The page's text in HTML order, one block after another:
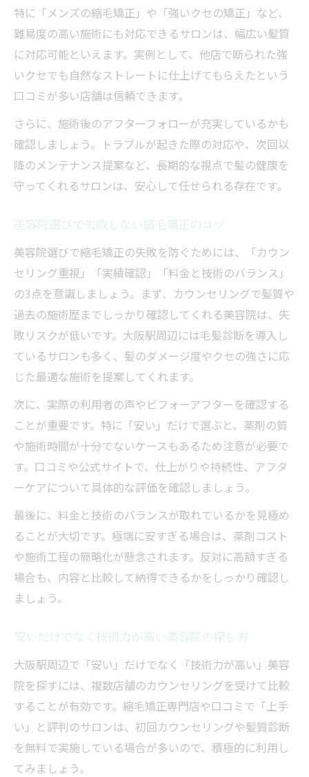
特に「メンズの縮毛矯正」や「強いクセの矯正」など、
難易度の高い施術にも対応できるサロンは、幅広い髪質
に対応可能といえます。実例として、他店で断られた強
いクセでも自然なストレートに仕上げてもらえたという
口コミが多い店舗は信頼できます。
さらに、施術後のアフターフォローが充実しているかも
確認しましょう。トラブルが起きた際の対応や、次回以
降のメンテナンス提案など、長期的な視点で髪の健康を
守ってくれるサロンは、安心して任せられる存在です。
美容院選びで失敗しない縮毛矯正のコツ
美容院選びで縮毛矯正の失敗を防ぐためには、「カウン
セリング重視」「実績確認」「料金と技術のバランス」
の3点を意識しましょう。まず、カウンセリングで髪質や
過去の施術歴までしっかり確認してくれる美容院は、失
敗リスクが低いです。大阪駅周辺には毛髪診断を導入し
ているサロンも多く、髪のダメージ度やクセの強さに応
じた最適な施術を提案してくれます。
次に、実際の利用者の声やビフォーアフターを確認する
ことが重要です。特に「安い」だけで選ぶと、薬剤の質
や施術時間が十分でないケースもあるため注意が必要で
す。口コミや公式サイトで、仕上がりや持続性、アフタ
ーケアについて具体的な評価を確認しましょう。
最後に、料金と技術のバランスが取れているかを見極め
ることが大切です。極端に安すぎる場合は、薬剤コスト
や施術工程の簡略化が懸念されます。反対に高額すぎる
場合も、内容と比較して納得できるかをしっかり確認し
ましょう。
安いだけでなく技術力が高い美容院の探し方
大阪駅周辺で「安い」だけでなく「技術力が高い」美容
院を探すには、複数店舗のカウンセリングを受けて比較
することが有効です。縮毛矯正専門店や口コミで「上手
い」と評判のサロンは、初回カウンセリングや髪質診断
を無料で実施している場合が多いので、積極的に利用し
てみましょう。